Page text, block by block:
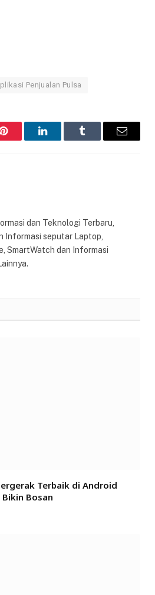
Penjualan Pulsa
Pinterest LinkedInTumblr Email
dan Teknologi Terbaru,
Informasi seputar Laptop,
SmartWatch dan Informasi
Terbaik di Android
Bosan